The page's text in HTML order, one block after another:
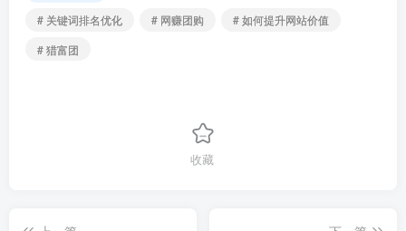
# 关键词排名优化
# 网赚团购
# 如何提升网站价值
# 猎富团
收藏